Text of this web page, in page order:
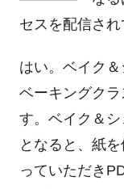
セスを配信され
はい。ベイク＆
ベーキングク
す。ベイク＆
となると、紙
っていただき